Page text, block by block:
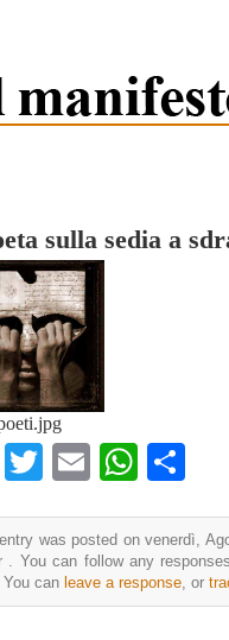
sulla sedia a
Facebook
TwitterEmail
was posted on venerdì,
. You can follow any
can leave a response, or